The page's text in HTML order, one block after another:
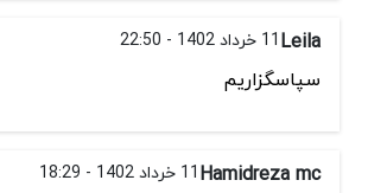
Leila11 خرداد 1402 - 22:50
سپاسگزاریم
Hamidreza mc11 خرداد 1402 - 18:29